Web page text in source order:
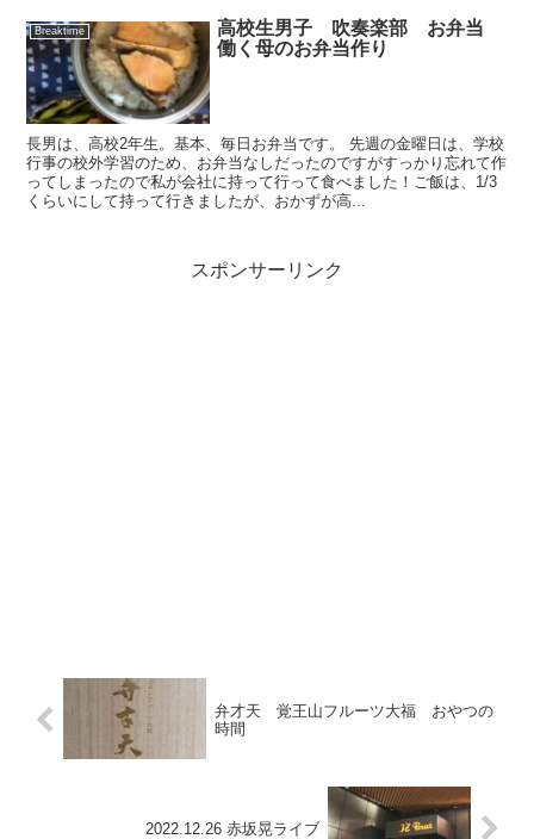
Breaktime
高校生男子 吹奏楽部 お弁当
働く母のお弁当作り
長男は、高校2年生。基本、毎日お弁当です。 先週の金曜日は、学校
行事の校外学習のため、お弁当なしだったのですがすっかり忘れて作
ってしまったので私が会社に持って行って食べました！ご飯は、1/3
くらいにして持って行きましたが、おかずが高...
スポンサーリンク
弁才天 覚王山フルーツ大福 おやつの
時間
2022.12.26 赤坂晃ライブ